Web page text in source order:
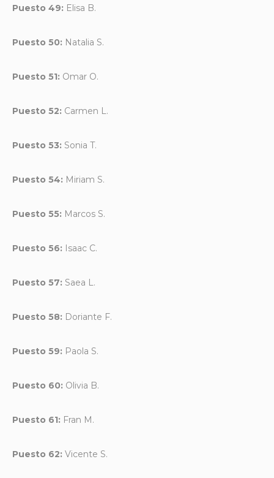
Puesto 49: Elisa B.
Puesto 50: Natalia S.
Puesto 51: Omar O.
Puesto 52: Carmen L.
Puesto 53: Sonia T.
Puesto 54: Miriam S.
Puesto 55: Marcos S.
Puesto 56: Isaac C.
Puesto 57: Saea L.
Puesto 58: Doriante F.
Puesto 59: Paola S.
Puesto 60: Olivia B.
Puesto 61: Fran M.
Puesto 62: Vicente S.